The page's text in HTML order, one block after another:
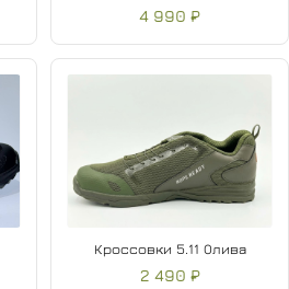
4 990 ₽
Кроссовки 5.11 Олива
2 490 ₽